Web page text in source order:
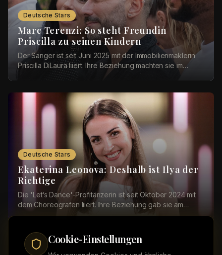
Cookie-Einstellungen
Deutsche Stars
Marc Terenzi: So steht Freundin
Priscilla zu seinen Kindern
Der Sänger ist seit Juni 2025 mit der Immobilienmaklerin
Priscilla DiLaura liiert. Ihre Beziehung machten sie im
Deutsche Stars
Ekaterina Leonova: Deshalb ist Ilya der
Richtige
Die 'Let’s Dance'-Profitänzerin ist seit Oktober 2024 mit
dem Choreografen liiert. Ihre Beziehung gab sie am
Valentinstag 2025 mit einem romantischen ...